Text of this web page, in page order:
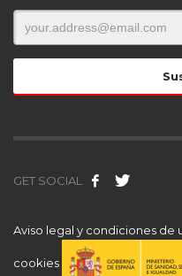
GET SOCIAL
Aviso legal y condiciones de
cookies